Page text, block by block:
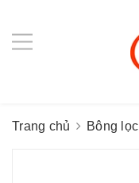
Trang chủ Bông lọc